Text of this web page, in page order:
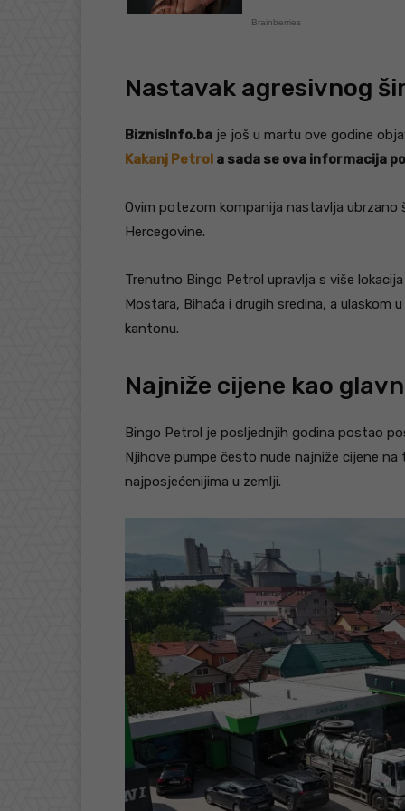
Nastavak agresivnog
BiznisInfo.ba je još u martu ove godine
Kakanj Petrol a sada se ova informacija
Ovim potezom kompanija nastavlja ubrzano
Hercegovine.
Trenutno Bingo Petrol upravlja s više
Mostara, Bihaća i drugih sredina, a
kantonu.
Najniže cijene kao
Bingo Petrol je posljednjih godina postao
Njihove pumpe često nude najniže cijene
najposjećenijima u zemlji.